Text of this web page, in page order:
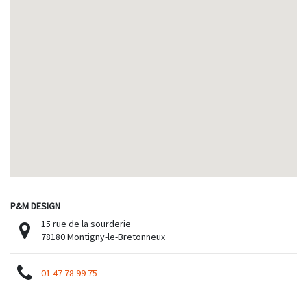
P&M DESIGN
15 rue de la sourderie
78180 Montigny-le-Bretonneux
01 47 78 99 75